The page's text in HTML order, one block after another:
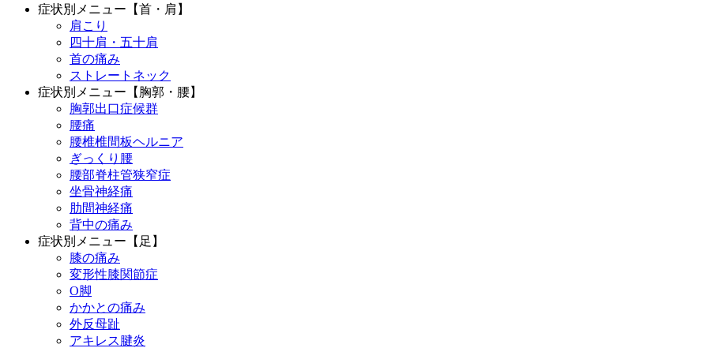
症状別メニュー【首・肩】
肩こり
四十肩・五十肩
首の痛み
ストレートネック
症状別メニュー【胸郭・腰】
胸郭出口症候群
腰痛
腰椎椎間板ヘルニア
ぎっくり腰
腰部脊柱管狭窄症
坐骨神経痛
肋間神経痛
背中の痛み
症状別メニュー【足】
膝の痛み
変形性膝関節症
O脚
かかとの痛み
外反母趾
アキレス腱炎